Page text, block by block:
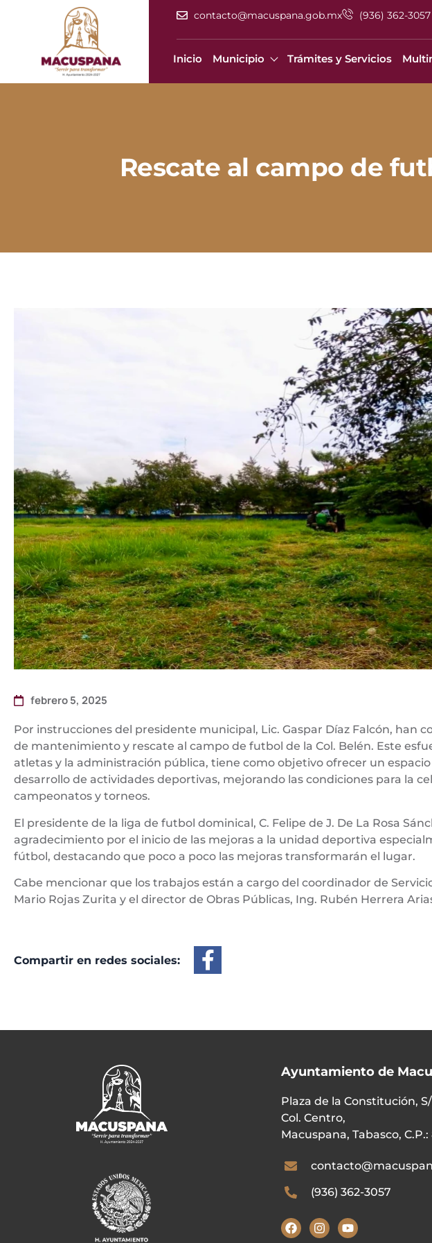
contacto@macuspana.gob.mx (936) 362-3057
Inicio Municipio Trámites y Servicios
Rescate al campo de
febrero 5, 2025
Por instrucciones del presidente municipal, Lic. Gaspar Díaz Falcón, han
de mantenimiento y rescate al campo de futbol de la Col. Belén. Este
atletas y la administración pública, tiene como objetivo ofrecer un espacio
desarrollo de actividades deportivas, mejorando las condiciones para la
campeonatos y torneos.
El presidente de la liga de futbol dominical, C. Felipe de J. De La Rosa
agradecimiento por el inicio de las mejoras a la unidad deportiva
fútbol, destacando que poco a poco las mejoras transformarán el lugar.
Cabe mencionar que los trabajos están a cargo del coordinador de
Mario Rojas Zurita y el director de Obras Públicas, Ing. Rubén Herrera
Compartir en redes sociales:
Ayuntamiento de
Plaza de la Constitución,
Col. Centro,
Macuspana, Tabasco,
(936) 362-3057